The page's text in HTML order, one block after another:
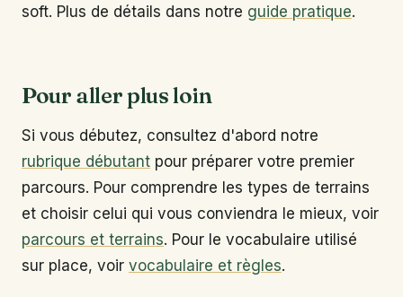
soft. Plus de détails dans notre guide pratique.
Pour aller plus loin
Si vous débutez, consultez d'abord notre
rubrique débutant pour préparer votre premier
parcours. Pour comprendre les types de terrains
et choisir celui qui vous conviendra le mieux, voir
parcours et terrains. Pour le vocabulaire utilisé
sur place, voir vocabulaire et règles.